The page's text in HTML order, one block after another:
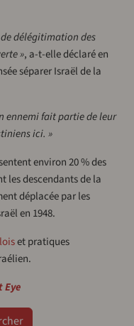
délégitimation des
», a-t-elle déclaré en
séparer Israël de la
ennemi fait partie de leur
ici. »
environ 20 % des
les descendants de la
déplacée par les
en 1948.
loiset pratiques
Eye